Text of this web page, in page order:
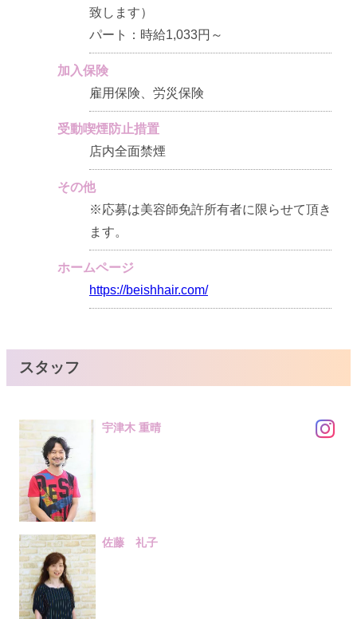
致します）
パート：時給1,033円～
加入保険
雇用保険、労災保険
受動喫煙防止措置
店内全面禁煙
その他
※応募は美容師免許所有者に限らせて頂き
ます。
ホームページ
https://beishhair.com/
スタッフ
宇津木 重晴
佐藤 礼子